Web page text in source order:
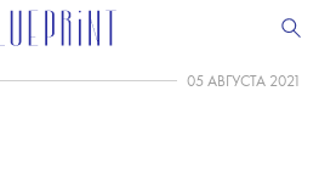
05 АВГУСТА 2021